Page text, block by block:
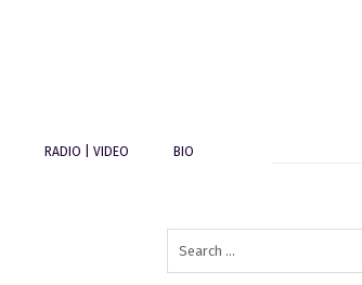
RADIO | VIDEO BIO
for: